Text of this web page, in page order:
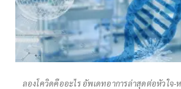
ลองโควิดคืออะไร อัพเดทอาการล่าสุดต่อหัวใจ